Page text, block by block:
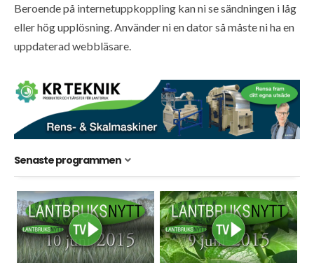
Beroende på internetuppkoppling kan ni se sändningen i låg
eller hög upplösning. Använder ni en dator så måste ni ha en
uppdaterad webbläsare.
Senaste programmen